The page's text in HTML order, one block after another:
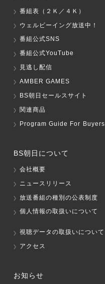
番組表（２Ｋ／４Ｋ）
ウェルビーイング放送中！
番組公式SNS
番組公式YouTube
見逃し配信
AMBER GAMES
BS朝日セールスサイト
関連商品
Program Guide For Buyers
BS朝日について
会社概要
ニュースリリース
放送番組の種別の公表制度
個人情報の取扱いについて
視聴データの取扱いについて
アクセス
お知らせ